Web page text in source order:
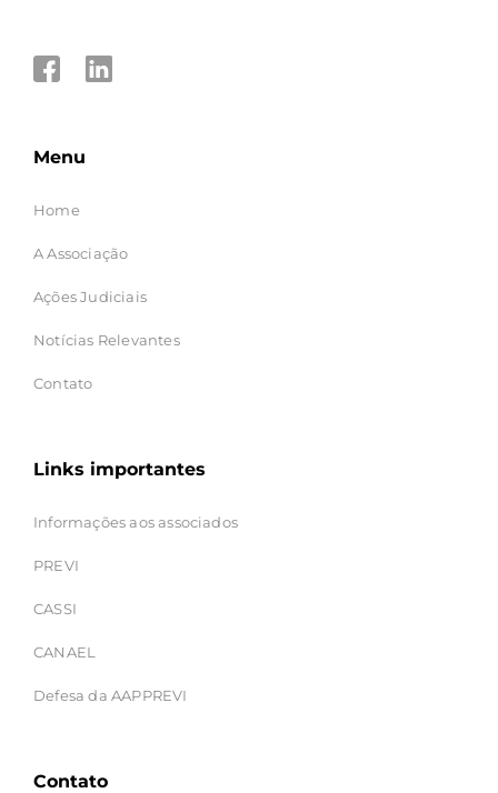
Menu
Home
A Associação
Ações Judiciais
Notícias Relevantes
Contato
Links importantes
Informações aos associados
PREVI
CASSI
CANAEL
Defesa da AAPPREVI
Contato